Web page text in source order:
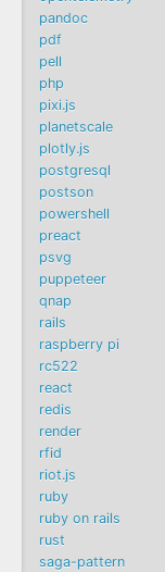
pandoc
pdf
pell
php
pixi.js
planetscale
plotly.js
postgresql
postson
powershell
preact
psvg
puppeteer
qnap
rails
raspberry pi
rc522
react
redis
render
rfid
riot.js
ruby
ruby on rails
rust
saga-pattern